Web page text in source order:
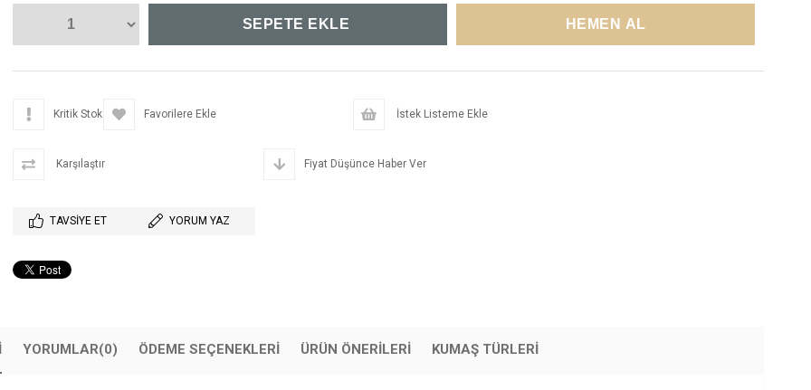
Kritik Stok Favorilere Ekle İstek Listeme Ekle
Karşılaştır Fiyat Düşünce Haber Ver
TAVSIYE ET YORUM YAZ
YORUMLAR(0) ÖDEME SEÇENEKLERI ÜRÜN ÖNERILERI KUMAŞ TÜRLERI